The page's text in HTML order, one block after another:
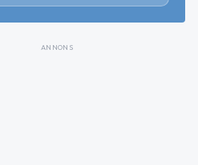
ANNONS